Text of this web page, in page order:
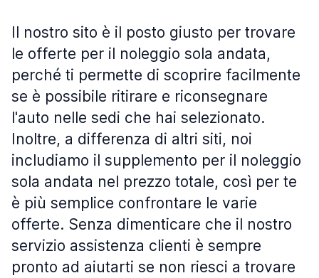
Il nostro sito è il posto giusto per trovare
le offerte per il noleggio sola andata,
perché ti permette di scoprire facilmente
se è possibile ritirare e riconsegnare
l'auto nelle sedi che hai selezionato.
Inoltre, a differenza di altri siti, noi
includiamo il supplemento per il noleggio
sola andata nel prezzo totale, così per te
è più semplice confrontare le varie
offerte. Senza dimenticare che il nostro
servizio assistenza clienti è sempre
pronto ad aiutarti se non riesci a trovare